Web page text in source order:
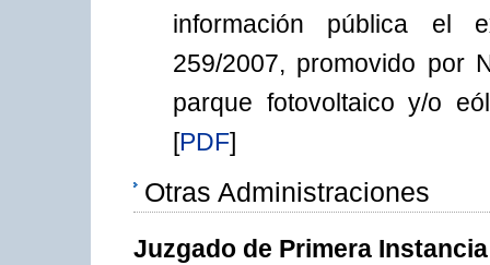
información pública el
259/2007, promovido por
parque fotovoltaico y/o
[PDF]
Otras Administraciones
Juzgado de Primera